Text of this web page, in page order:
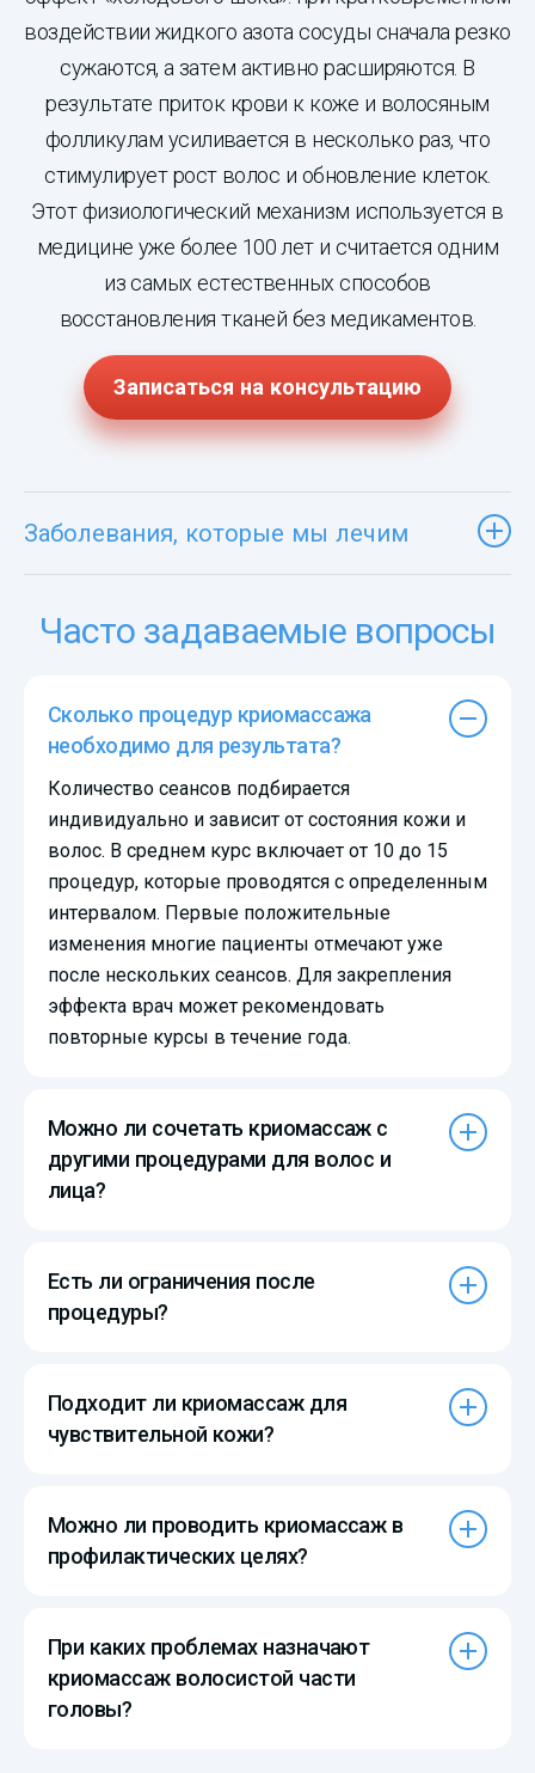
воздействии жидкого азота сосуды сначала резко
сужаются, а затем активно расширяются. В
результате приток крови к коже и волосяным
фолликулам усиливается в несколько раз, что
стимулирует рост волос и обновление клеток.
Этот физиологический механизм используется в
медицине уже более 100 лет и считается одним
из самых естественных способов
восстановления тканей без медикаментов.
Записаться на консультацию
Заболевания, которые мы лечим
Часто задаваемые вопросы
Сколько процедур криомассажа
необходимо для результата?
Количество сеансов подбирается
индивидуально и зависит от состояния кожи и
волос. В среднем курс включает от 10 до 15
процедур, которые проводятся с определенным
интервалом. Первые положительные
изменения многие пациенты отмечают уже
после нескольких сеансов. Для закрепления
эффекта врач может рекомендовать
повторные курсы в течение года.
Можно ли сочетать криомассаж с
другими процедурами для волос и
лица?
Есть ли ограничения после
процедуры?
Подходит ли криомассаж для
чувствительной кожи?
Можно ли проводить криомассаж в
профилактических целях?
При каких проблемах назначают
криомассаж волосистой части
головы?